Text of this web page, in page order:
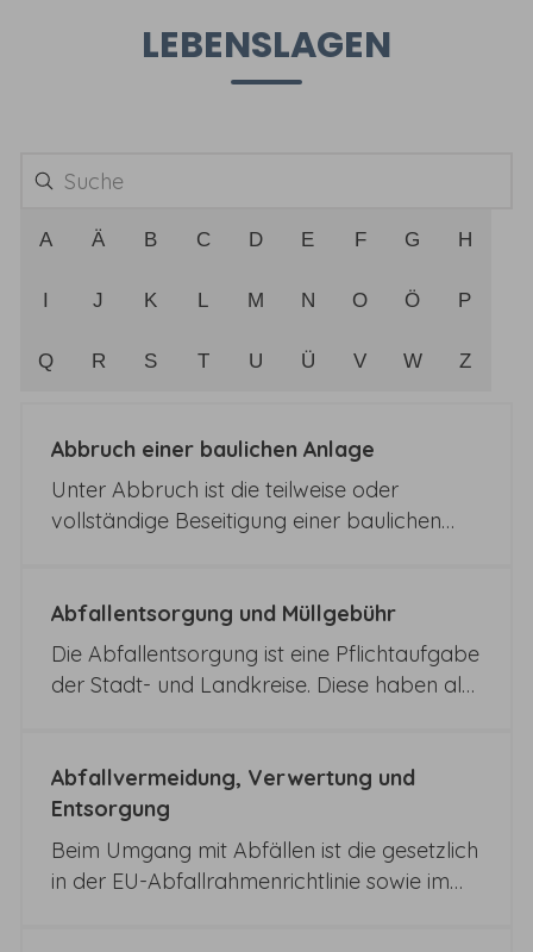
LEBENSLAGEN
A Ä B C D E F G H
I J K L M N O Ö P
Q R S T U Ü V W Z
Abbruch einer baulichen Anlage
Unter Abbruch ist die teilweise oder
vollständige Beseitigung einer baulichen
kommt beim Abbruch ein
Kenntnisgabeverfahren in Betracht. Der
Abbruch ist verfahrensfrei beiUnter
verstehen. Soweit der Abbruch von
Anlagen nicht bereits verfahrensfrei ist,
kommt beim Abbruch ein
Kenntnisgabeverfahren in Betracht. Der
Abbruch ist verfahrensfrei bei
Abfallentsorgung und Müllgebühr
Die Abfallentsorgung ist eine Pflichtaufgabe
der Stadt- und Landkreise. Diese haben als
Regelungen getroffen. Diese können sich
von Kommune zu Kommune unterscheiden.
15.04.2026 Umweltministerium Baden-
WürttembergDie Abfallentsorgung ist eine
Abfallvermeidung, Verwertung und
Entsorgung
Beim Umgang mit Abfällen ist die gesetzlich
in der EU-Abfallrahmenrichtlinie sowie im